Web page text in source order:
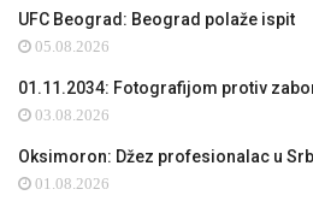
UFC Beograd: Beograd polaže ispit
05.08.2026
01.11.2034: Fotografijom protiv
03.08.2026
Oksimoron: Džez profesionalac u
01.08.2026